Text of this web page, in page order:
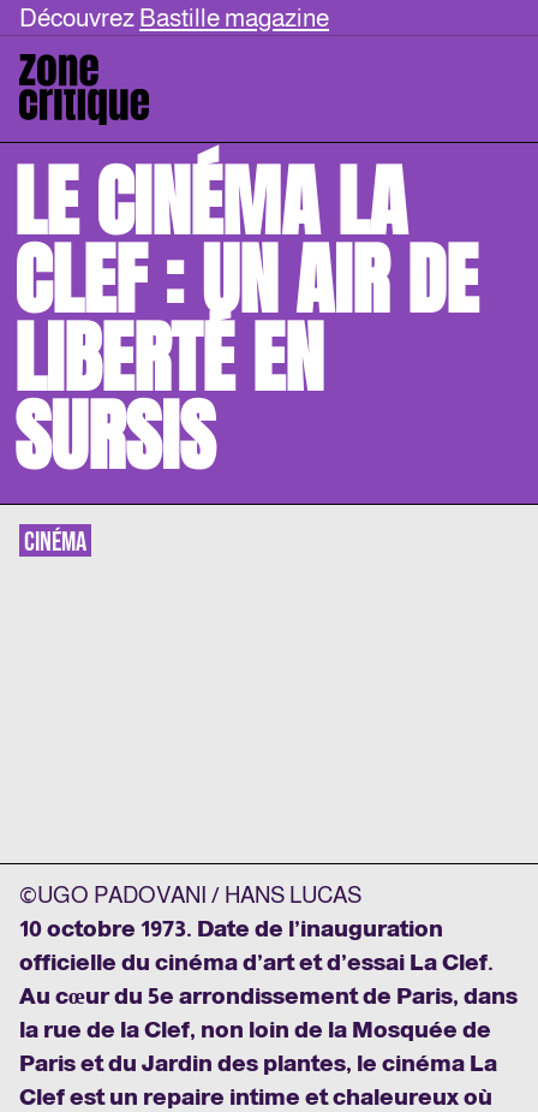
Découvrez Bastille magazine
LE CINÉMA LA
CLEF : UN AIR DE
LIBERTÉ EN
SURSIS
CINÉMA
©UGO PADOVANI / HANS LUCAS
10 octobre 1973. Date de l’inauguration
officielle du cinéma d’art et d’essai La Clef.
Au cœur du 5e arrondissement de Paris, dans
la rue de la Clef, non loin de la Mosquée de
Paris et du Jardin des plantes, le cinéma La
Clef est un repaire intime et chaleureux où